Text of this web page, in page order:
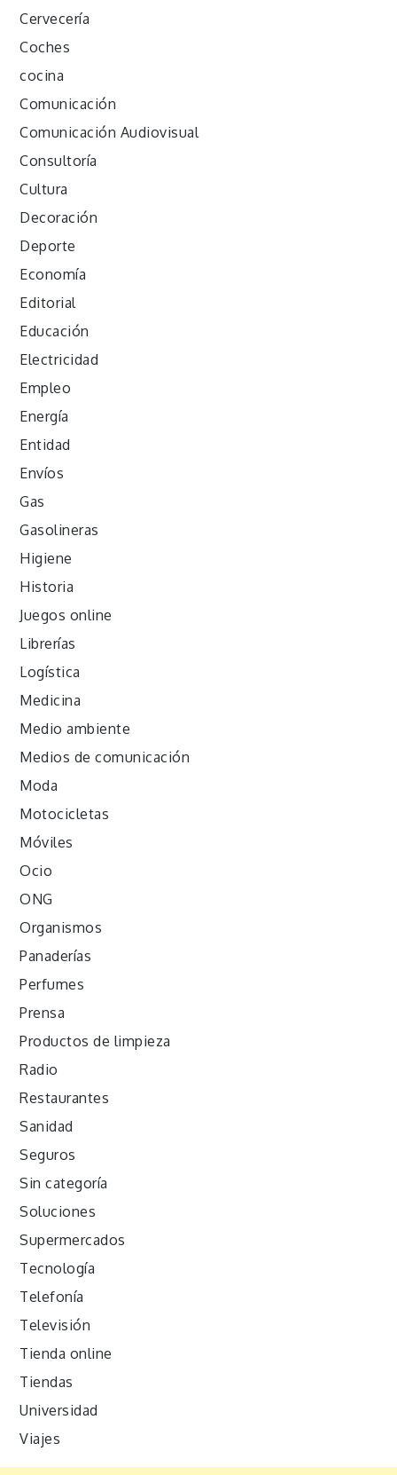
Cervecería
Coches
cocina
Comunicación
Comunicación Audiovisual
Consultoría
Cultura
Decoración
Deporte
Economía
Editorial
Educación
Electricidad
Empleo
Energía
Entidad
Envíos
Gas
Gasolineras
Higiene
Historia
Juegos online
Librerías
Logística
Medicina
Medio ambiente
Medios de comunicación
Moda
Motocicletas
Móviles
Ocio
ONG
Organismos
Panaderías
Perfumes
Prensa
Productos de limpieza
Radio
Restaurantes
Sanidad
Seguros
Sin categoría
Soluciones
Supermercados
Tecnología
Telefonía
Televisión
Tienda online
Tiendas
Universidad
Viajes